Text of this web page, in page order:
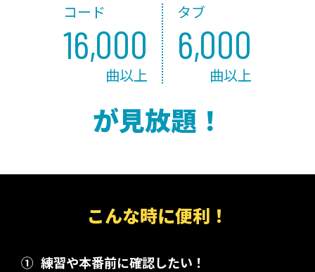
コード
16,000
曲以上
タブ
6,000
曲以上
が見放題！
こんな時に便利！
① 練習や本番前に確認したい！